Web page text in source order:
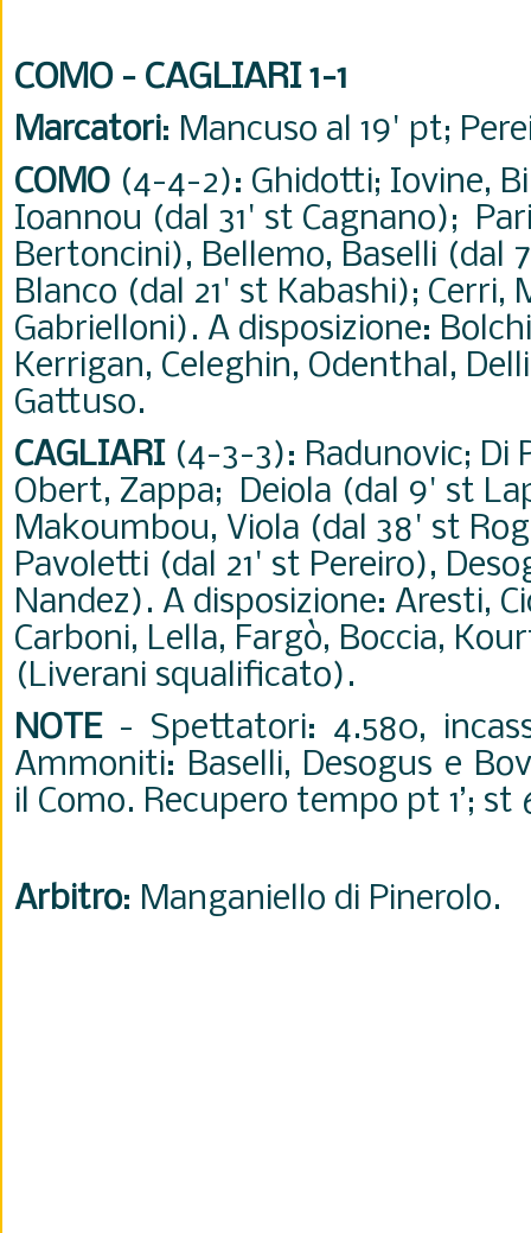
COMO - CAGLIARI 1-1
Marcatori: Mancuso al 19' pt;
COMO (4-4-2): Ghidotti; Iovine,
Ioannou (dal 31' st Cagnano);
Bertoncini), Bellemo, Baselli (dal
Blanco (dal 21' st Kabashi); Cerri,
Gabrielloni). A disposizione:
Kerrigan, Celeghin, Odenthal,
Gattuso.
CAGLIARI(4-3-3): Radunovic; Di
Obert, Zappa; Deiola (dal 9' st
Makoumbou, Viola (dal 38' st
Pavoletti (dal 21' st Pereiro),
Nandez). A disposizione: Aresti,
Carboni, Lella, Fargò, Boccia,
(Liverani squalificato).
NOTE- Spettatori: 4.580,
Ammoniti: Baselli, Desogus e
il Como. Recupero tempo pt 1’; st
Arbitro: Manganiello di Pinerolo.